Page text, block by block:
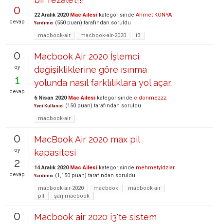
0
cevap
22 Aralık 2020 Mac Ailesi kategorisinde Ahmet KONYA
Yardımcı (550 puan) tarafından soruldu
macbook-air
macbook-air-2020 i3
0
oy
1
cevap
Macbook Air 2020 İşlemci
değişikliklerine göre ısınma
yolunda nasıl farklılıklara yol açar.
6 Nisan 2020 Mac Ailesi kategorisinde c.donmezzz
Yeni Kullanıcı (150 puan) tarafından soruldu
macbook-air
0
oy
2
cevap
MacBook Air 2020 max pil
kapasitesi
14 Aralık 2020 Mac Ailesi kategorisinde mehmetyldzlar
Yardımcı (1,150 puan) tarafından soruldu
macbook-air-2020
macbook
macbook-air
pil
şarj-macbook
0
Macbook air 2020 i3'te sistem